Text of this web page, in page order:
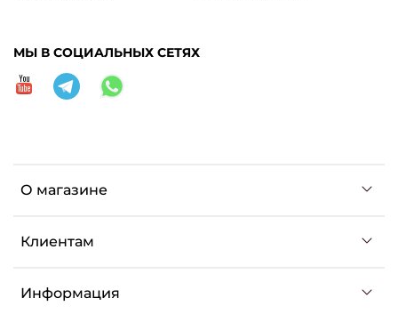
О магазине
Клиентам
Информация
МЫ В СОЦИАЛЬНЫХ СЕТЯХ